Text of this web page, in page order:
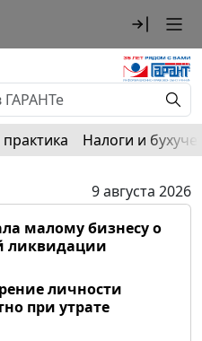
Налоги и
9 августа 2026
малому бизнесу о
ликвидации
личности
при утрате